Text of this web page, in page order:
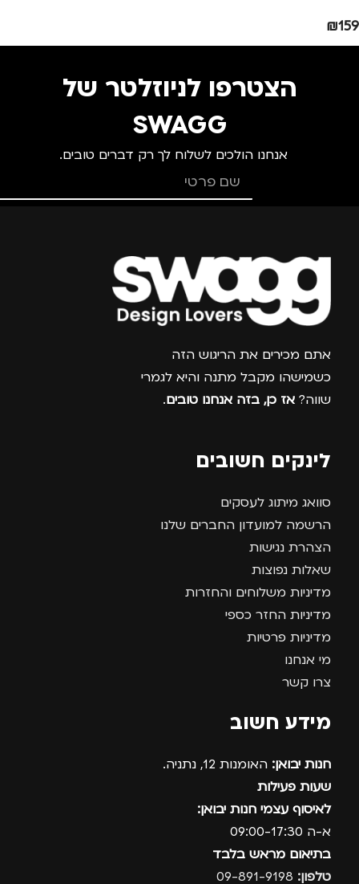
₪159
הצטרפו לניוזלטר של
SWAGG
אנחנו הולכים לשלוח לך רק דברים טובים.
צרפו אותי למועדון
אתם מכירים את הריגוש הזה
כשמישהו מקבל מתנה והיא לגמרי
שווה? אז כן, בזה אנחנו טובים.
לינקים חשובים
סוואג מיתוג לעסקים
הרשמה למועדון החברים שלנו
הצהרת נגישות
שאלות נפוצות
מדיניות משלוחים והחזרות
מדיניות החזר כספי
מדיניות פרטיות
מי אנחנו
צרו קשר
מידע חשוב
חנות יבואן: האומנות 12, נתניה.
שעות פעילות
לאיסוף עצמי חנות יבואן:
א-ה 09:00-17:30
בתיאום מראש בלבד
טלפון: